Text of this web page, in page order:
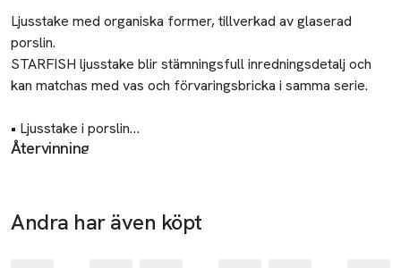
Beskrivning
Ljusstake med organiska former, tillverkad av glaserad
porslin.
STARFISH ljusstake blir stämningsfull inredningsdetalj och
kan matchas med vas och förvaringsbricka i samma serie.
• Ljusstake i porslin
• Sjöstjärna
Mått:
Höjd: 4 cm
Återvinning
Lämna aldrig ett levande ljus obevakat.
Andra har även köpt